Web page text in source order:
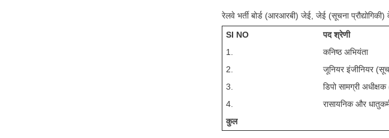
रेलवे भर्ती बोर्ड (आरआरबी) जेई, जेई (सूचना
SI NO
पद श्रेणी
1.
कनिष्ठ अभियंता
2.
जूनियर इंजीनियर
3.
डिपो सामग्री
4.
रासायनिक और
कुल